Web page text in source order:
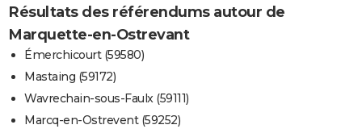
Résultats des référendums autour de
Marquette-en-Ostrevant
Émerchicourt (59580)
Mastaing (59172)
Wavrechain-sous-Faulx (59111)
Marcq-en-Ostrevent (59252)